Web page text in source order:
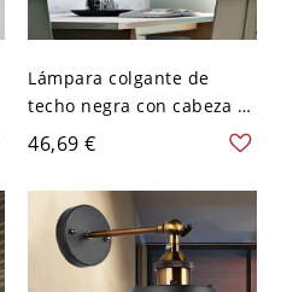
Lámpara colgante de
techo negra con cabeza 1,
estilo industrial, cúpula
metálica con malla para
restaurante
46,69 €